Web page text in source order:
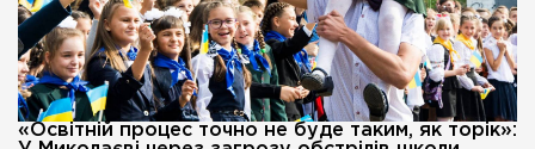
«Освітній процес точно не буде таким, як торік»: